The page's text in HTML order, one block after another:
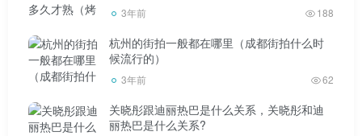
3年前 188
杭州的街拍一般都在哪里（成都街拍什么时
候流行的）
3年前 62
关晓彤跟迪丽热巴是什么关系，关晓彤和迪
丽热巴是什么关系?